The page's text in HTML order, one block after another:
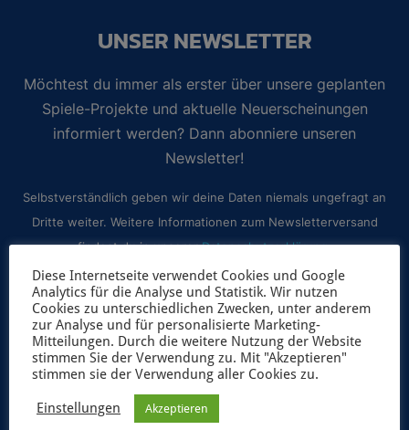
UNSER NEWSLETTER
Möchtest du immer als erster über unsere geplanten
Spiele-Projekte und aktuelle Neuerscheinungen
informiert werden? Dann abonniere unseren
Newsletter!
Selbstverständlich geben wir deine Daten niemals ungefragt an
Dritte weiter. Weitere Informationen zum Newsletterversand
findest du in unsererDatenschutzerklärung.
JETZT ANMELDEN
Diese Internetseite verwendet Cookies und Google
Analytics für die Analyse und Statistik. Wir nutzen
Cookies zu unterschiedlichen Zwecken, unter anderem
zur Analyse und für personalisierte Marketing-
Mitteilungen. Durch die weitere Nutzung der Website
stimmen Sie der Verwendung zu. Mit "Akzeptieren"
stimmen sie der Verwendung aller Cookies zu.
Einstellungen Akzeptieren